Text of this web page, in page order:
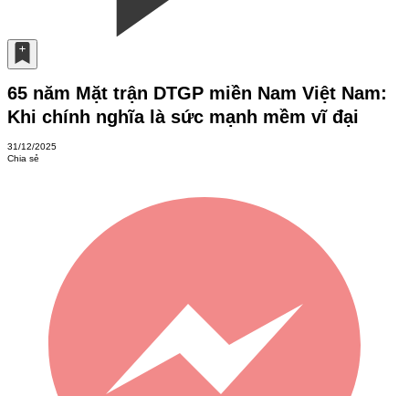
65 năm Mặt trận DTGP miền Nam Việt Nam:
Khi chính nghĩa là sức mạnh mềm vĩ đại
31/12/2025
Chia sẻ